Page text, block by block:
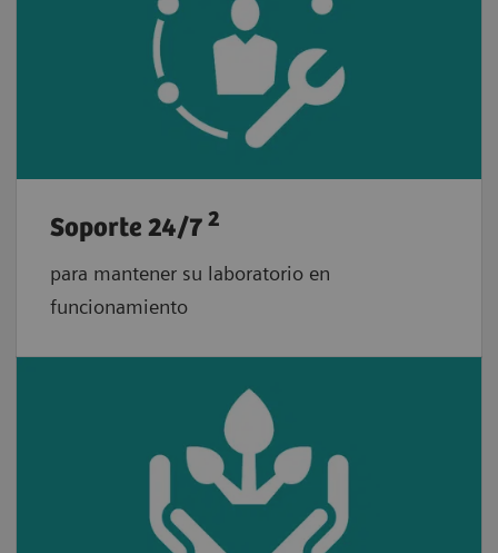
Soporte 24/7 2
para mantener su laboratorio en
funcionamiento